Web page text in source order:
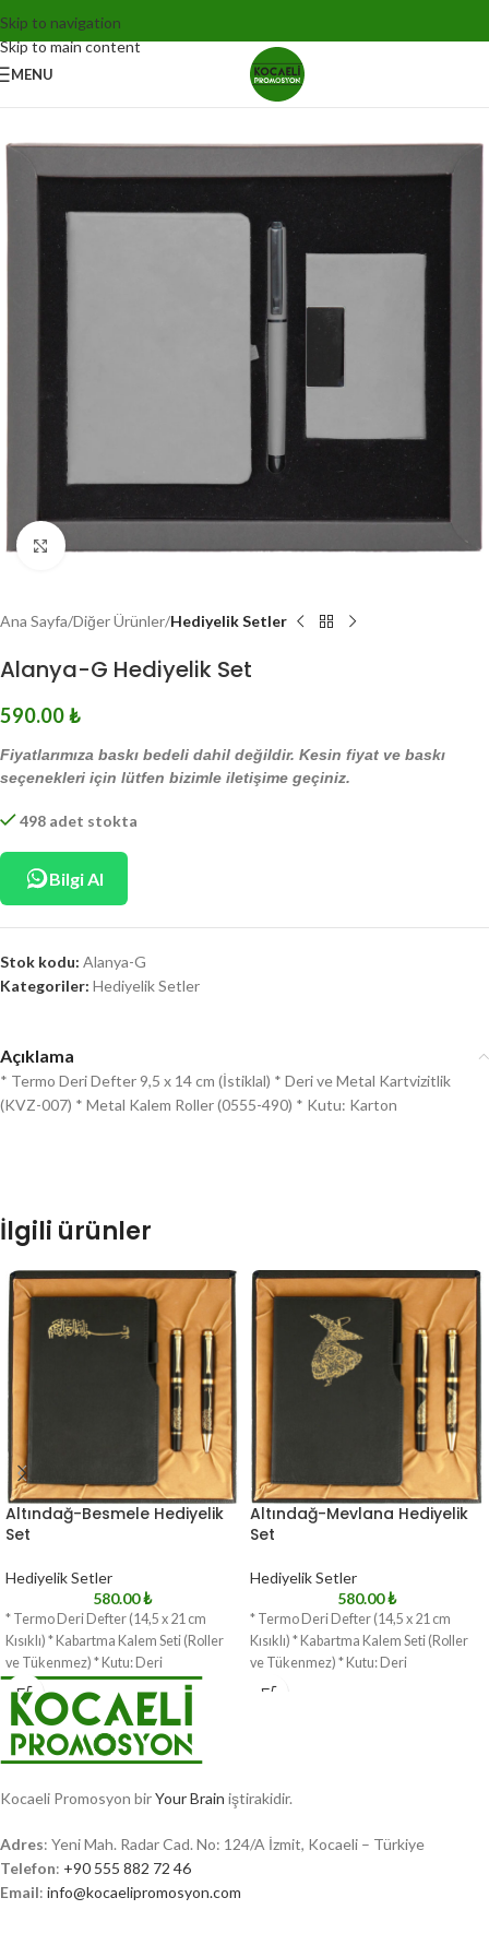
Skip to navigation
Skip to main content
MENU
Click to enlarge
Ana Sayfa Diğer Ürünler Hediyelik Setler
Alanya-G Hediyelik Set
590.00₺
Fiyatlarımıza baskı bedeli dahil değildir. Kesin fiyat ve baskı
seçenekleri için lütfen bizimle iletişime geçiniz.
498 adet stokta
Bilgi Al
Stok kodu: Alanya-G
Kategoriler: Hediyelik Setler
Açıklama
* Termo Deri Defter 9,5 x 14 cm (İstiklal) * Deri ve Metal Kartvizitlik
(KVZ-007) * Metal Kalem Roller (0555-490) * Kutu: Karton
İlgili ürünler
Altındağ-Besmele Hediyelik
Set
Hediyelik Setler
580.00₺
* Termo Deri Defter (14,5 x 21 cm
Kısıklı) * Kabartma Kalem Seti (Roller
ve Tükenmez) * Kutu: Deri
Altındağ-Mevlana Hediyelik
Set
Hediyelik Setler
580.00₺
* Termo Deri Defter (14,5 x 21 cm
Kısıklı) * Kabartma Kalem Seti (Roller
ve Tükenmez) * Kutu: Deri
Kocaeli Promosyon birYour Brain iştirakidir.
Adres: Yeni Mah. Radar Cad. No: 124/A İzmit, Kocaeli – Türkiye
Telefon: +90 555 882 72 46
Email: info@kocaelipromosyon.com